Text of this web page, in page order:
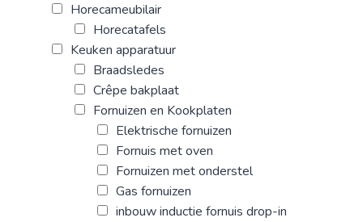
Horecameubilair
Horecatafels
Keuken apparatuur
Braadsledes
Crêpe bakplaat
Fornuizen en Kookplaten
Elektrische fornuizen
Fornuis met oven
Fornuizen met onderstel
Gas fornuizen
inbouw inductie fornuis drop-in